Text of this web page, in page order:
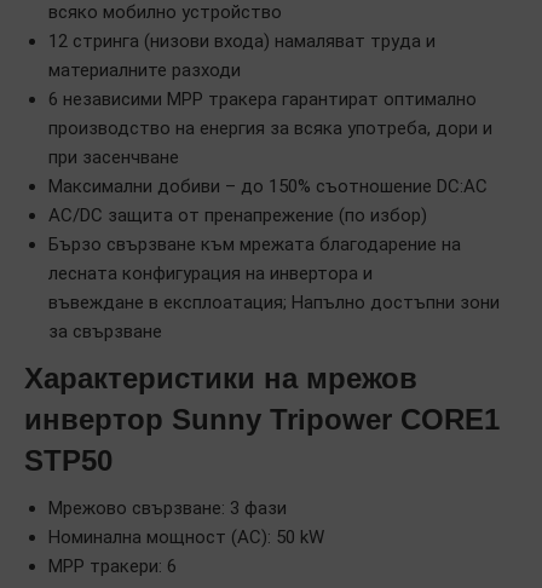
всяко мобилно устройство
12 стринга (низови входа) намаляват труда и
материалните разходи
6 независими MPP тракера гарантират оптимално
производство на енергия за всяка употреба, дори и
при засенчване
Максимални добиви – до 150% съотношение DC:AC
AC/DC защита от пренапрежение (по избор)
Бързо свързване към мрежата благодарение на
лесната конфигурация на инвертора и
въвеждане в експлоатация; Напълно достъпни зони
за свързване
Характеристики на мрежов
инвертор Sunny Tripower CORE1
STP50
Мрежово свързване: 3 фази
Номинална мощност (AC): 50 kW
MPP тракери: 6